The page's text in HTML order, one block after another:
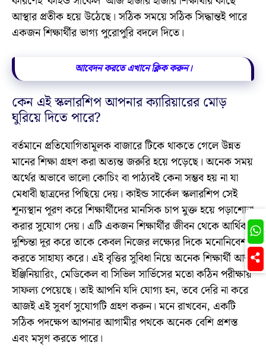
আস্থার প্রতীক হয়ে উঠেছে। সঠিক সময়ে সঠিক সিদ্ধান্তই পারে
একজন শিক্ষার্থীর ভাগ্য পুরোপুরি বদলে দিতে।
আবেদন করতে এখানে ক্লিক করুন।
কেন এই স্কলারশিপ আপনার ক্যারিয়ারের মোড়
ঘুরিয়ে দিতে পারে?
বর্তমানে প্রতিযোগিতামূলক বাজারে টিকে থাকতে গেলে উন্নত
মানের শিক্ষা গ্রহণ করা অত্যন্ত জরুরি হয়ে পড়েছে। অনেক সময়
অর্থের অভাবে ভালো কোচিং বা পাঠ্যবই কেনা সম্ভব হয় না যা
মেধাবী ছাত্রদের পিছিয়ে দেয়। কাইন্ড সার্কেল স্কলারশিপ সেই
শূন্যস্থান পূরণ করে শিক্ষার্থীদের মানসিক চাপ মুক্ত হয়ে পড়াশোনা
করার সুযোগ দেয়। এটি একজন শিক্ষার্থীর জীবন থেকে আর্থিক
দুশ্চিন্তা দূর করে তাকে কেবল নিজের লক্ষ্যের দিকে মনোনিবেশ
করতে সাহায্য করে। এই বৃত্তির সুবিধা নিয়ে অনেক শিক্ষার্থী আজ
ইঞ্জিনিয়ারিং, মেডিকেল বা সিভিল সার্ভিসের মতো কঠিন পরীক্ষায়
সাফল্য পেয়েছে। তাই আপনি যদি যোগ্য হন, তবে দেরি না করে
আজই এই সুবর্ণ সুযোগটি গ্রহণ করুন। মনে রাখবেন, একটি
সঠিক পদক্ষেপ আপনার আগামীর পথকে অনেক বেশি প্রশস্ত
এবং মসৃণ করতে পারে।